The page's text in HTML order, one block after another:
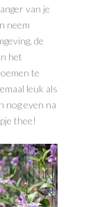
van je
neem
de
het
te
leuk als
nog even na
thee!